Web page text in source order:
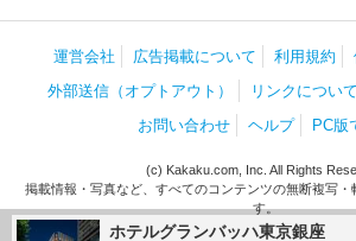
ホテルグランバッハ東京銀座
運営会社 広告掲載について 利用規約
外部送信（オプトアウト）
リンクについて
お問い合わせ
ヘルプ PC版
(c) Kakaku.com, Inc. All Rights
掲載情報・写真など、すべてのコンテンツの無断複写・
す。